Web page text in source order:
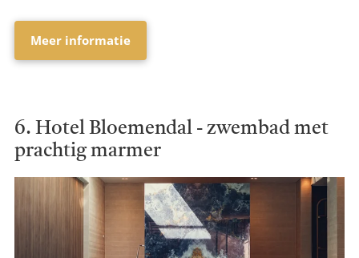
Meer informatie
6. Hotel Bloemendal - zwembad met
prachtig marmer